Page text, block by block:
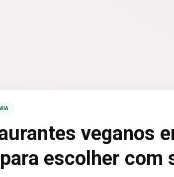
veganos
escolher com